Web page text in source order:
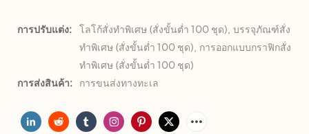
การปรับแต่ง:
โลโก้สั่งทำพิเศษ (สั่งขั้นต่ำ 100 ชุด), บรรจุภัณฑ์สั่ง
ทำพิเศษ (สั่งขั้นต่ำ 100 ชุด), การออกแบบกราฟิกสั่ง
ทำพิเศษ (สั่งขั้นต่ำ 100 ชุด)
การส่งสินค้า:
การขนส่งทางทะเล